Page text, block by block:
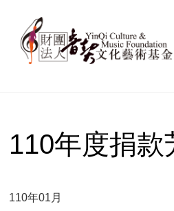
110年度捐款
110年01月